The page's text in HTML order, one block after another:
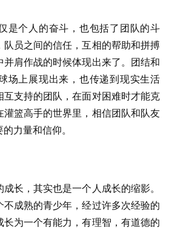
是个人的奋斗，也包括了团队的斗
员之间的信任，互相的帮助和拼搏
肩作战的时候体现出来了。团结和
场上展现出来，也传递到现实生活
支持的团队，在面对困难时才能克
灌篮高手的世界里，相信团队和队友
力量和信仰。
长，其实也是一个人成长的缩影。
成熟的青少年，经过许多次经验的
为一个有能力，有理智，有道德的